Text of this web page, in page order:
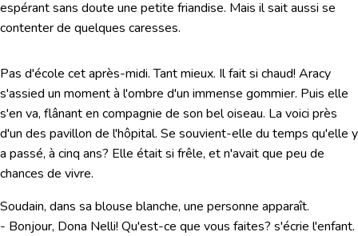
espérant sans doute une petite friandise. Mais il sait aussi se
contenter de quelques caresses.
Pas d'école cet après-midi. Tant mieux. Il fait si chaud! Aracy
s'assied un moment à l'ombre d'un immense gommier. Puis elle
s'en va, flânant en compagnie de son bel oiseau. La voici près
d'un des pavillon de l'hôpital. Se souvient-elle du temps qu'elle y
a passé, à cinq ans? Elle était si frêle, et n'avait que peu de
chances de vivre.
Soudain, dans sa blouse blanche, une personne apparaît.
- Bonjour, Dona Nelli! Qu'est-ce que vous faites? s'écrie l'enfant.